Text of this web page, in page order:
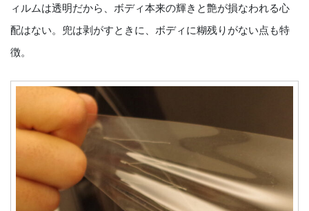
ィルムは透明だから、ボディ本来の輝きと艶が損なわれる心
配はない。兜は剥がすときに、ボディに糊残りがない点も特
徴。